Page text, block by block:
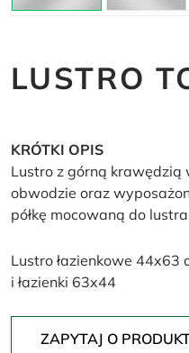
LUSTRO
KRÓTKI OPIS
Lustro z górną krawędzią
obwodzie oraz
półkę mocowaną do
Lustro łazienkowe 44x63
i łazienki 63x44
ZAPYTAJ O